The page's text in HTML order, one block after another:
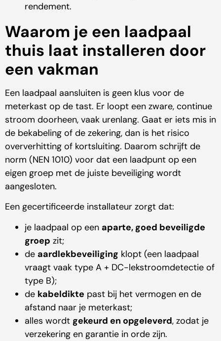
rendement.
Waarom je een laadpaal
thuis laat installeren door
een vakman
Een laadpaal aansluiten is geen klus voor de
meterkast op de tast. Er loopt een zware, continue
stroom doorheen, vaak urenlang. Gaat er iets mis in
de bekabeling of de zekering, dan is het risico
oververhitting of kortsluiting. Daarom schrijft de
norm (NEN 1010) voor dat een laadpunt op een
eigen groep met de juiste beveiliging wordt
aangesloten.
Een gecertificeerde installateur zorgt dat:
je laadpaal op een aparte, goed beveiligde
groep zit;
de aardlekbeveiliging klopt (een laadpaal
vraagt vaak type A + DC-lekstroomdetectie of
type B);
de kabeldikte past bij het vermogen en de
afstand naar je meterkast;
alles wordt gekeurd en opgeleverd, zodat je
verzekering en garantie in orde zijn.